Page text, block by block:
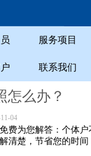
服务项目
联系我们
怎么办？
04
费为您解答：个体
清楚，节省您的时